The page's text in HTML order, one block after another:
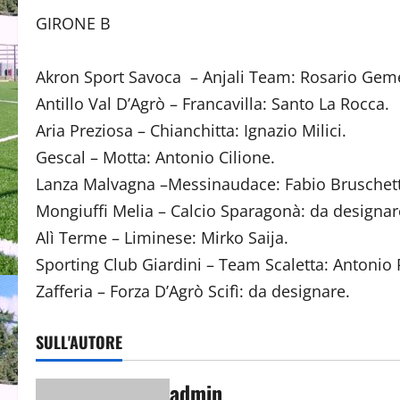
GIRONE B
Akron Sport Savoca – Anjali Team: Rosario
Antillo Val D’Agrò – Francavilla: Santo La Rocca.
Aria Preziosa – Chianchitta: Ignazio Milici.
Gescal – Motta: Antonio Cilione.
Lanza Malvagna –Messinaudace: Fabio
Mongiuffi Melia – Calcio Sparagonà: da
Alì Terme – Liminese: Mirko Saija.
Sporting Club Giardini – Team Scaletta: Antonio
Zafferia – Forza D’Agrò Scifì: da designare.
SULL'AUTORE
admin